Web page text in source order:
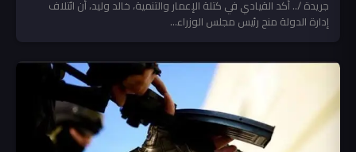
جريدة /.. أكد القيادي في كتلة الإعمار والتنمية، خالد وليد، أن ائتلاف
إدارة الدولة منح رئيس مجلس الوزراء...